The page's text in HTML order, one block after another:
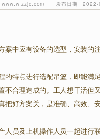
发布日期：2022-
中应有设备的选型，安装的
特点进行选配吊篮，即能满
合理造成的。工人想干活但
好方案关，是准确、高效、
员及上机操作人员一起进行